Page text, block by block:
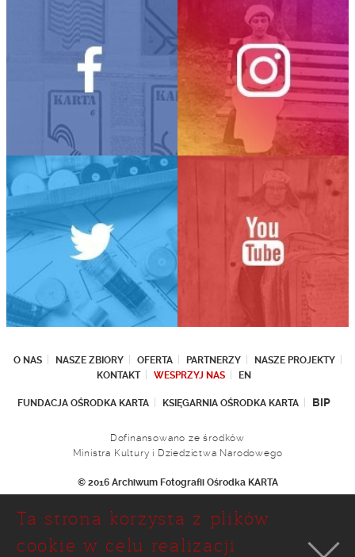
O NAS NASZE ZBIORY OFERTA PARTNERZY
NASZE PROJEKTY
KONTAKT
WESPRZYJ NAS EN
FUNDACJA OŚRODKA KARTA KSIĘGARNIA OŚRODKA KARTA BIP
Dofinansowano ze środków
Ministra Kultury i Dziedzictwa Narodowego
© 2016 Archiwum Fotografii Ośrodka KARTA
Ul. Narbutta 29
02-536 Warszawa
tel.: (+48 22) 646 36 90
Ta strona korzysta z plików
cookie w celu realizacji